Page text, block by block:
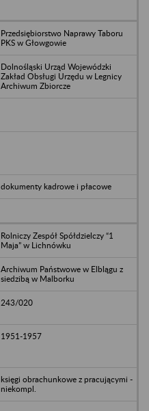
Przedsiębiorstwo Naprawy Taboru
PKS w Głowgowie
Dolnośląski Urząd Wojewódzki
Zakład Obsługi Urzędu w Legnicy
Archiwum Zbiorcze
dokumenty kadrowe i płacowe
Rolniczy Zespół Spółdzielczy “1
Maja” w Lichnówku
Archiwum Państwowe w Elblągu z
siedzibą w Malborku
243/020
1951-1957
księgi obrachunkowe z pracującymi -
niekompl.